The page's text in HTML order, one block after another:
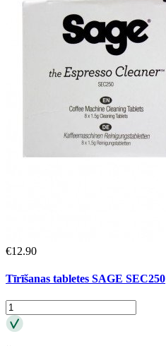
€12.90
Tīrīšanas tabletes SAGE SEC250